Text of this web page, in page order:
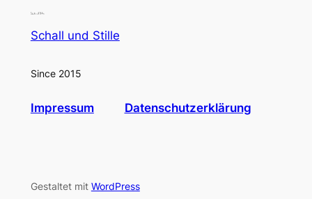
Schall und Stille
Since 2015
Impressum Datenschutzerklärung
Gestaltet mit WordPress